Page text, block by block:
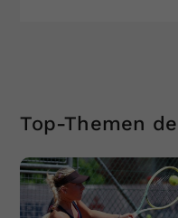
Top-Themen